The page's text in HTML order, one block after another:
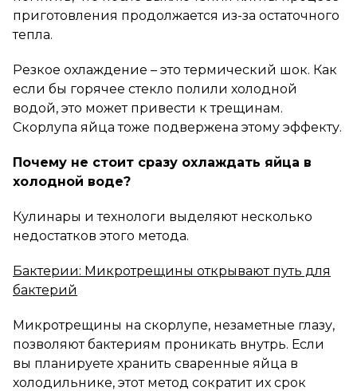
приготовления продолжается из-за остаточного
тепла.
Резкое охлаждение – это термический шок. Как
если бы горячее стекло полили холодной
водой, это может привести к трещинам.
Скорлупа яйца тоже подвержена этому эффекту.
Почему не стоит сразу охлаждать яйца в
холодной воде?
Кулинары и технологи выделяют несколько
недостатков этого метода.
Бактерии: Микротрещины открывают путь для
бактерий
Микротрещины на скорлупе, незаметные глазу,
позволяют бактериям проникать внутрь. Если
вы планируете хранить сваренные яйца в
холодильнике, этот метод сократит их срок